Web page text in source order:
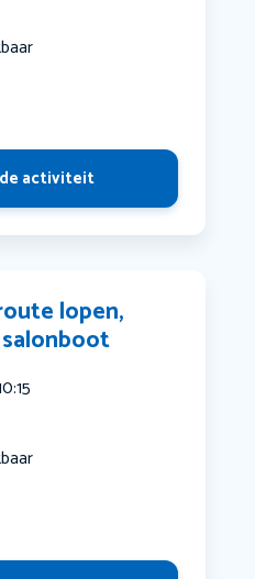
activiteit
lopen,